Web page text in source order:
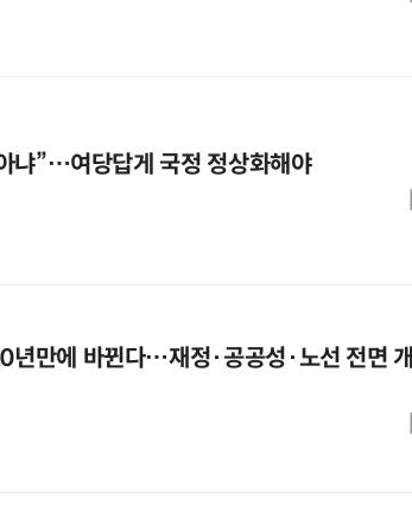
냐”…여당답게 국정 정상화해야
년만에 바뀐다…재정·공공성·노선 전면 개